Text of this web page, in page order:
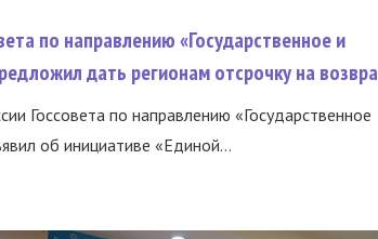
по направлению «Государственное и
дать регионам отсрочку на возвра
Госсовета по направлению «Государственное
об инициативе «Единой...